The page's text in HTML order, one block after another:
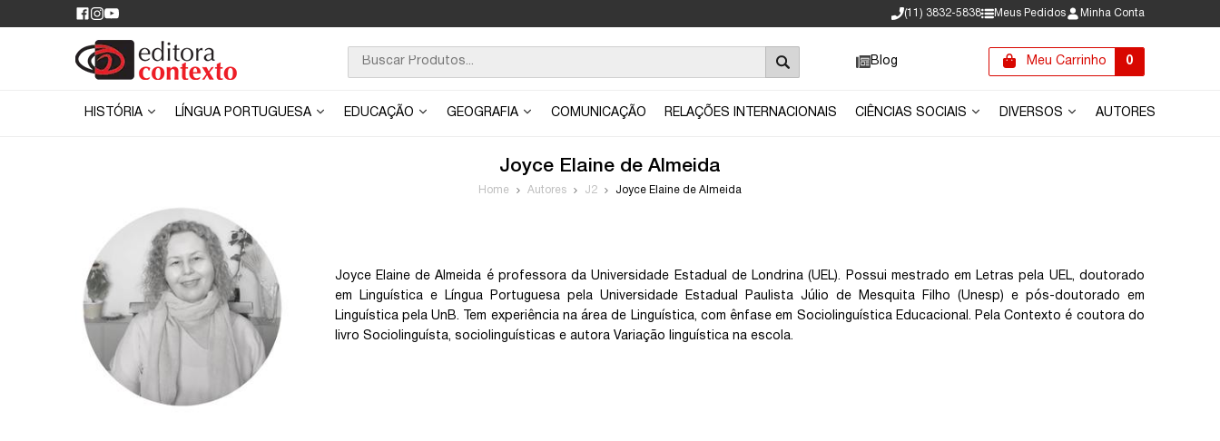
(11) 3832-5838 Meus Pedidos Minha Conta
Blog Meu Carrinho 0
HISTÓRIA LÍNGUA PORTUGUESA EDUCAÇÃO GEOGRAFIA COMUNICAÇÃO RELAÇÕES INTERNACIONAIS CIÊNCIAS SOCIAIS DIVERSOS AUTORES
Joyce Elaine de Almeida
Home Autores J2 Joyce Elaine de Almeida
Joyce Elaine de Almeida é professora da Universidade Estadual de Londrina (UEL). Possui mestrado em Letras pela UEL, doutorado
em Linguística e Língua Portuguesa pela Universidade Estadual Paulista Júlio de Mesquita Filho (Unesp) e pós-doutorado em
Linguística pela UnB. Tem experiência na área de Linguística, com ênfase em Sociolinguística Educacional. Pela Contexto é coutora do
livro Sociolinguísta, sociolinguísticas e autora Variação linguística na escola.